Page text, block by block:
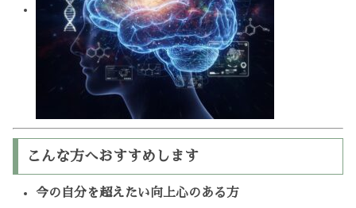
こんな方へおすすめします
今の自分を超えたい向上心のある方